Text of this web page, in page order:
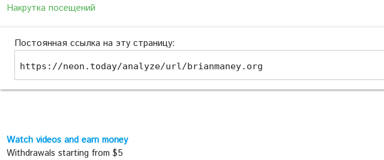
Накрутка посещений
Постоянная ссылка на эту страницу:
https://neon.today/analyze/url/brianmaney.org
Watch videos and earn money
Withdrawals starting from $5